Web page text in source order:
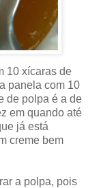
10 xícaras de
panela com 10
de polpa é a de
em quando até
já está
creme bem
a polpa, pois